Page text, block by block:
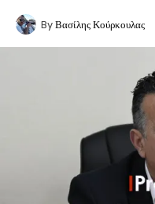
By Βασίλης Κούρκουλας